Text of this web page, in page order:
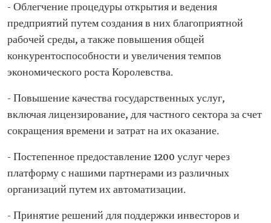
- Облегчение процедуры открытия и ведения
предприятий путем создания в них благоприятной
рабочей среды, а также повышения общей
конкурентоспособности и увеличения темпов
экономического роста Королевства.
- Повышение качества государственных услуг,
включая лицензирование, для частного сектора за счет
сокращения времени и затрат на их оказание.
- Постепенное предоставление 1200 услуг через
платформу с нашими партнерами из различных
организаций путем их автоматизации.
- Принятие решений для поддержки инвесторов и